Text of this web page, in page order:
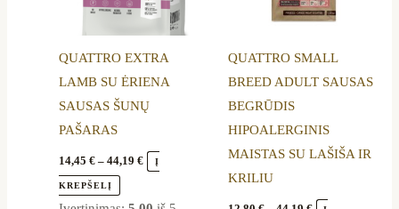
QUATTRO EXTRA
LAMB SU ĖRIENA
SAUSAS ŠUNŲ
PAŠARAS
14,45€ – 44,19€ Į
KREPŠELĮ
may
be
chosen
on
the
page
QUATTRO SMALL
BREED ADULT SAUSAS
BEGRŪDIS
HIPOALERGINIS
MAISTAS SU LAŠIŠA IR
KRILIU
may
chosen
on
the
product
page